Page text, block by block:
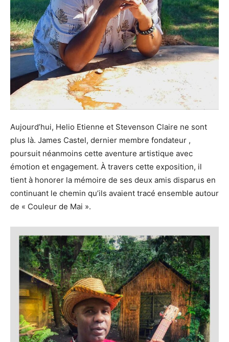
Aujourd’hui, Helio Etienne et Stevenson Claire ne sont
plus là. James Castel, dernier membre fondateur ,
poursuit néanmoins cette aventure artistique avec
émotion et engagement. À travers cette exposition, il
tient à honorer la mémoire de ses deux amis disparus en
continuant le chemin qu’ils avaient tracé ensemble autour
de « Couleur de Mai ».